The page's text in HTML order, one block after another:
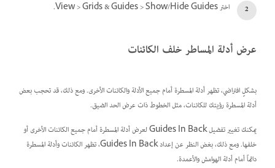
اختر View > Grids & Guides > Show/Hide Guides.
عرض أدلة المساطر خلف الكائنات
بشكلٍ افتراضي، تظهر أدلة المسطرة أمام جميع الأدلة والكائنات الأخرى. ومع ذلك، قد تحجب بعض
أدلة المسطرة رؤيتك للكائنات، مثل الخطوط ذات عرض الحد الضيق.
يمكنك تغيير تفضيل Guides In Back لعرض أدلة المسطرة أمام جميع الكائنات الأخرى أو
خلفها. ومع ذلك، بغض النظر عن إعداد Guides In Back، تظهر الكائنات وأدلة المسطرة
دائماً أمام أدلة الهوامش والأعمدة.